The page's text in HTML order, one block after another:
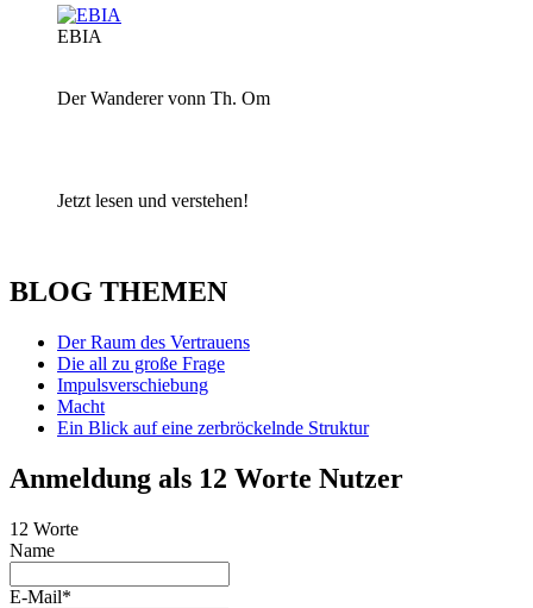
EBIA
Der Wanderer vonn Th. Om
Jetzt lesen und verstehen!
BLOG THEMEN
Der Raum des Vertrauens
Die all zu große Frage
Impulsverschiebung
Macht
Ein Blick auf eine zerbröckelnde Struktur
Anmeldung als 12 Worte Nutzer
12 Worte
Name
E-Mail*